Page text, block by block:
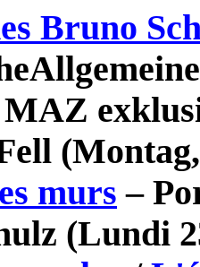
Bruno
murs –
(Lundi